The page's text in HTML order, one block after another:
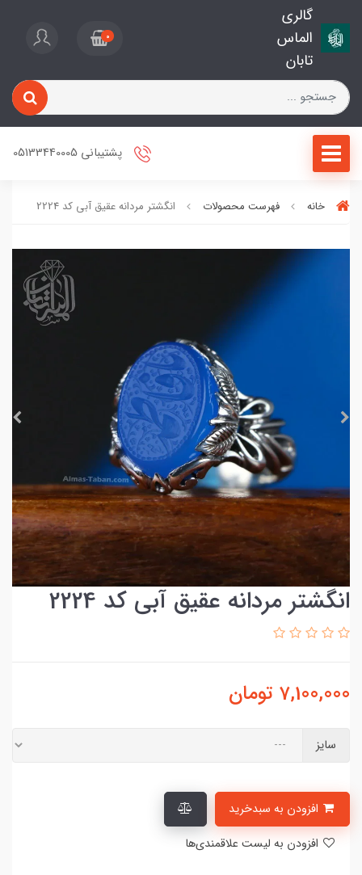
گالری
الماس
تابان
0
پشتیبانی 05133440005
خانه فهرست محصولات انگشتر مردانه عقیق آبی کد 2224
انگشتر مردانه عقیق آبی کد 2224
7,100,000 تومان
سایز